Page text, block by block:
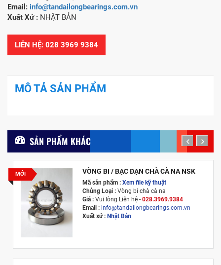
Email: info@tandailongbearings.com.vn
Xuất Xứ: NHẬT BẢN
LIÊN HỆ: 028 3969 9384
MÔ TẢ SẢN PHẨM
SẢN PHẨM KHÁC
MỚI VÒNG BI / BẠC ĐẠN CHÀ CÀ NA NSK
Mã sản phẩm : Xem file kỹ thuật
Chủng Loại : Vòng bi chà cà na
Giá :Vui lòng Liên hệ - 028.3969.9384
Email : info@tandailongbearings.com.vn
Xuất xứ : Nhật Bản
prev next